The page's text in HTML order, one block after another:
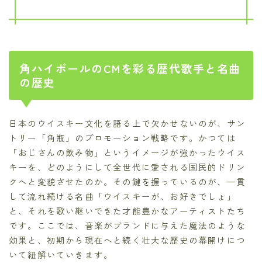
角ハイボールのCMを彩る歴代歌手と名曲
の歴史
日本のウイスキー文化を語る上で欠かせないのが、サン
トリー「角瓶」のプロモーション戦略です。かつては
「おじさんの飲み物」というイメージが強かったウイス
キーを、どのようにして全世代に愛される国民的ドリン
クへと変貌させたのか。その鍵を握っているのが、一貫
して流れ続ける名曲「ウイスキーが、お好きでしょ」
と、それを歌い継いできた才能豊かなアーティストたち
です。ここでは、音楽がブランドに与えた魔法のような
効果と、初期から現在へと続く壮大な歴史の幕開けにつ
いて紐解いていきます。